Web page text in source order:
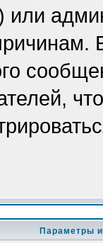
или
Параметры